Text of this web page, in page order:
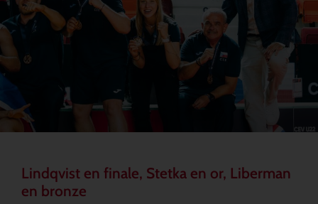
Lindqvist en finale, Stetka en or, Liberman
en bronze